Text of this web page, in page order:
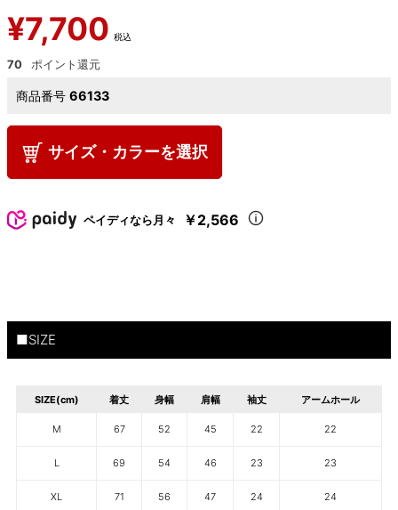
¥7,700 税込
70
商品番号 66133
サイズ・カラーを選択
ペイディなら月々 ￥2,566
■SIZE
SIZE(cm) 着丈 身幅 肩幅 袖丈 アームホール
M 67 52 45 22 22
L 69 54 46 23 23
XL 71 56 47 24 24